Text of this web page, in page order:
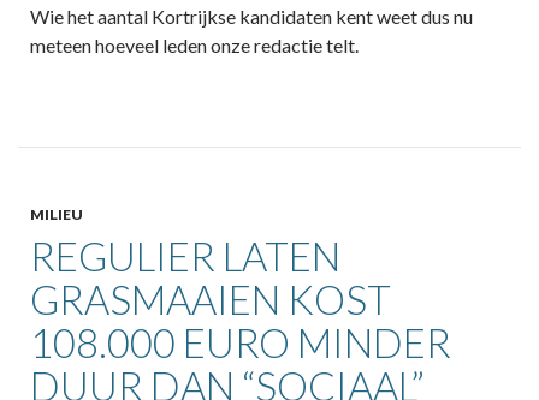
Wie het aantal Kortrijkse kandidaten kent weet dus nu
meteen hoeveel leden onze redactie telt.
MILIEU
REGULIER LATEN
GRASMAAIEN KOST
108.000 EURO MINDER
DUUR DAN “SOCIAAL”